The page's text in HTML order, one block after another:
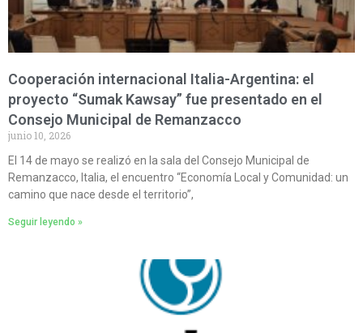
Cooperación internacional Italia-Argentina: el
proyecto “Sumak Kawsay” fue presentado en el
Consejo Municipal de Remanzacco
junio 10, 2026
El 14 de mayo se realizó en la sala del Consejo Municipal de
Remanzacco, Italia, el encuentro “Economía Local y Comunidad: un
camino que nace desde el territorio”,
Seguir leyendo »